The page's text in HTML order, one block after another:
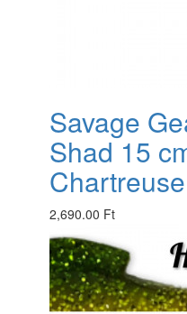
Savage
Shad 15
2,690.00 Ft